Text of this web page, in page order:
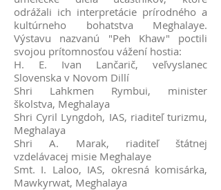
odrážali ich interpretácie prírodného a
kultúrneho bohatstva Meghalaye.
Výstavu nazvanú "Peh Khaw" poctili
svojou prítomnosťou vážení hostia:
H. E. Ivan Lančarič, veľvyslanec
Slovenska v Novom Dillí
Shri Lahkmen Rymbui, minister
školstva, Meghalaya
Shri Cyril Lyngdoh, IAS, riaditeľ turizmu,
Meghalaya
Shri A. Marak, riaditeľ štátnej
vzdelávacej misie Meghalaye
Smt. I. Laloo, IAS, okresná komisárka,
Mawkyrwat, Meghalaya